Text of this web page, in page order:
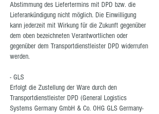
Abstimmung des Liefertermins mit DPD bzw. die
Lieferankündigung nicht möglich. Die Einwilligung
kann jederzeit mit Wirkung für die Zukunft gegenüber
dem oben bezeichneten Verantwortlichen oder
gegenüber dem Transportdienstleister DPD widerrufen
werden.
- GLS
Erfolgt die Zustellung der Ware durch den
Transportdienstleister DPD (General Logistics
Systems Germany GmbH & Co. OHG GLS Germany-